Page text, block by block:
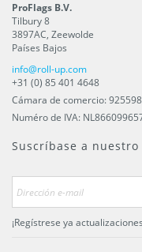
ProFlags B.V.
Tilbury 8
3897AC, Zeewolde
Países Bajos
info@roll-up.com
+31 (0) 85 401 4648
Cámara de comercio:
Numéro de IVA:
Suscríbase a nuestro
¡Regístrese ya